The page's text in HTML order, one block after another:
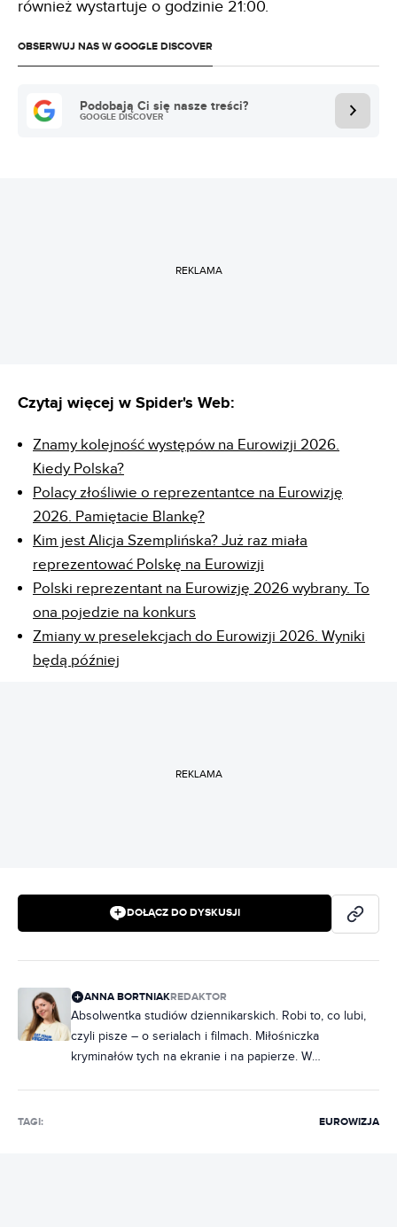
również wystartuje o godzinie 21:00.
OBSERWUJ NAS W GOOGLE DISCOVER
Podobają Ci się nasze treści?
GOOGLE DISCOVER
REKLAMA
Czytaj więcej w Spider's Web:
Znamy kolejność występów na Eurowizji 2026.
Kiedy Polska?
Polacy złośliwie o reprezentantce na Eurowizję
2026. Pamiętacie Blankę?
Kim jest Alicja Szemplińska? Już raz miała
reprezentować Polskę na Eurowizji
Polski reprezentant na Eurowizję 2026 wybrany. To
ona pojedzie na konkurs
Zmiany w preselekcjach do Eurowizji 2026. Wyniki
będą później
REKLAMA
DOŁĄCZ DO DYSKUSJI
ANNA BORTNIAKREDAKTOR
Absolwentka studiów dziennikarskich. Robi to, co lubi,
czyli pisze – o serialach i filmach. Miłośniczka
kryminałów tych na ekranie i na papierze. W
nabałaganić w słowach. Zakochana w Norwegii, dobrej,
TAGI: EUROWIZJA